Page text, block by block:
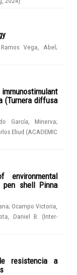
Ramos Vega, Abel;
(Turnera diffusa
García, Minerva;
Eliud (ACADEMIC
environmental
pen shell Pinna
; Ocampo Victoria,
Daniel B. (Inter-
resistencia a